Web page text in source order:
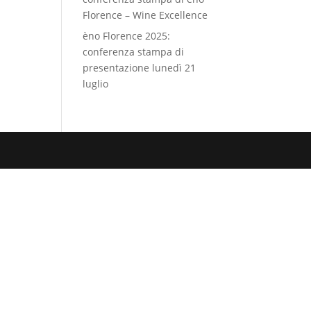
Florence – Wine Excellence
èno Florence 2025:
conferenza stampa di
presentazione lunedì 21
luglio